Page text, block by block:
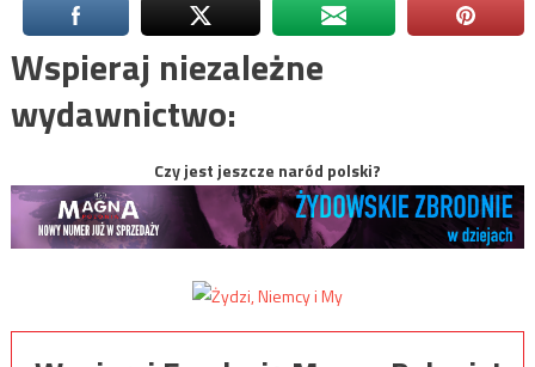
Wspieraj niezależne
wydawnictwo:
Czy jest jeszcze naród polski?